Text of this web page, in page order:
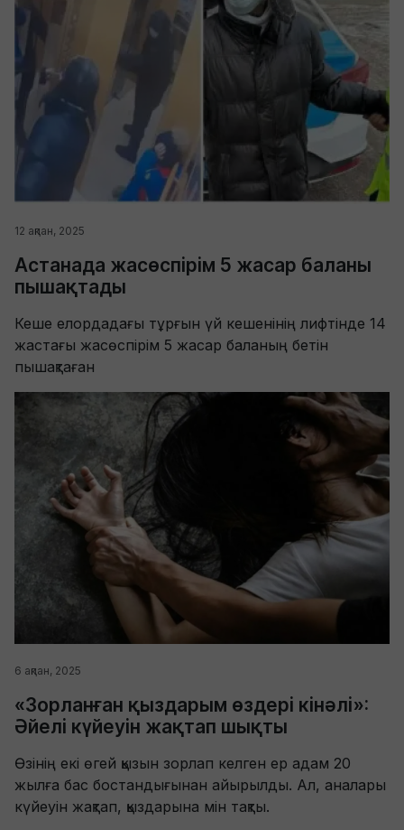
12 ақпан, 2025
Астанада жасөспірім 5 жасар баланы
пышақтады
Кеше елордадағы тұрғын үй кешенінің лифтінде 14
жастағы жасөспірім 5 жасар баланың бетін
пышақтаған
6 ақпан, 2025
«Зорланған қыздарым өздері кінәлі»:
Әйелі күйеуін жақтап шықты
Өзінің екі өгей қызын зорлап келген ер адам 20
жылға бас бостандығынан айырылды. Ал, аналары
күйеуін жақтап, қыздарына мін тақты.